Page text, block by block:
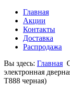
Главная
Акции
Контакты
Доставка
Распродажа
Вы здесь: Главная
электронная
T888 черная)